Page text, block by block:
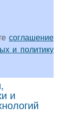
соглашение
и политику
и